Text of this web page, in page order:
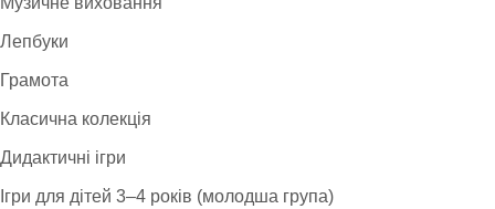
Лепбуки
Грамота
Класична колекція
Дидактичні ігри
Ігри для дітей 3–4 років (молодша група)